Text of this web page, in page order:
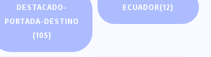
DESTACADO-
PORTADA-DESTINO
(105)
ECUADOR(12)